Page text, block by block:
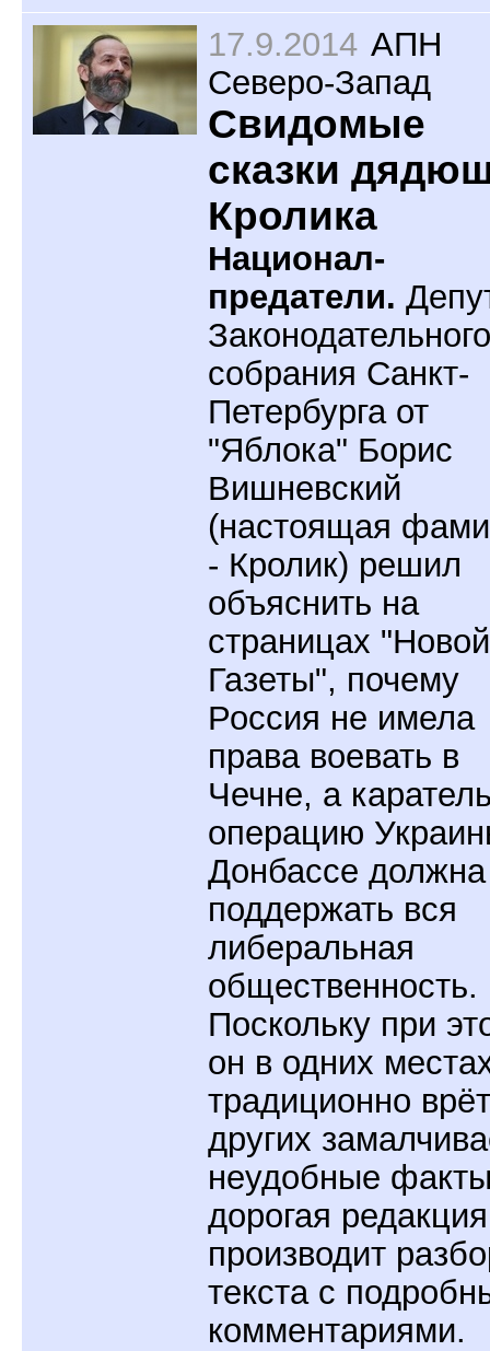
17.9.2014 АПН
Северо-Запад
Свидомые
сказки
Кролика
Национал-
предатели.
Законодательного
собрания Санкт-
Петербурга от
"Яблока" Борис
Вишневский
(настоящая
- Кролик) решил
объяснить на
страницах "Новой
Газеты", почему
Россия не имела
права воевать в
Чечне, а
операцию
Донбассе должна
поддержать вся
либеральная
общественность.
Поскольку при
он в одних
традиционно
других
неудобные
дорогая редакция
производит
текста с
комментариями.